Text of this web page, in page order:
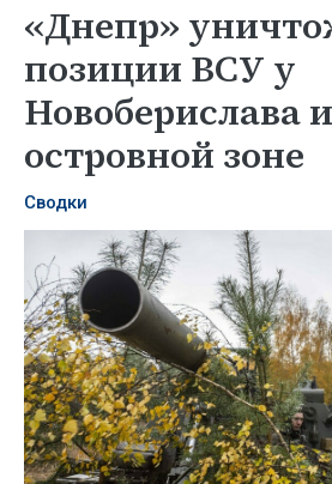
«Днепр»
позиции ВСУ у
Новоберислава
островной зоне
Сводки